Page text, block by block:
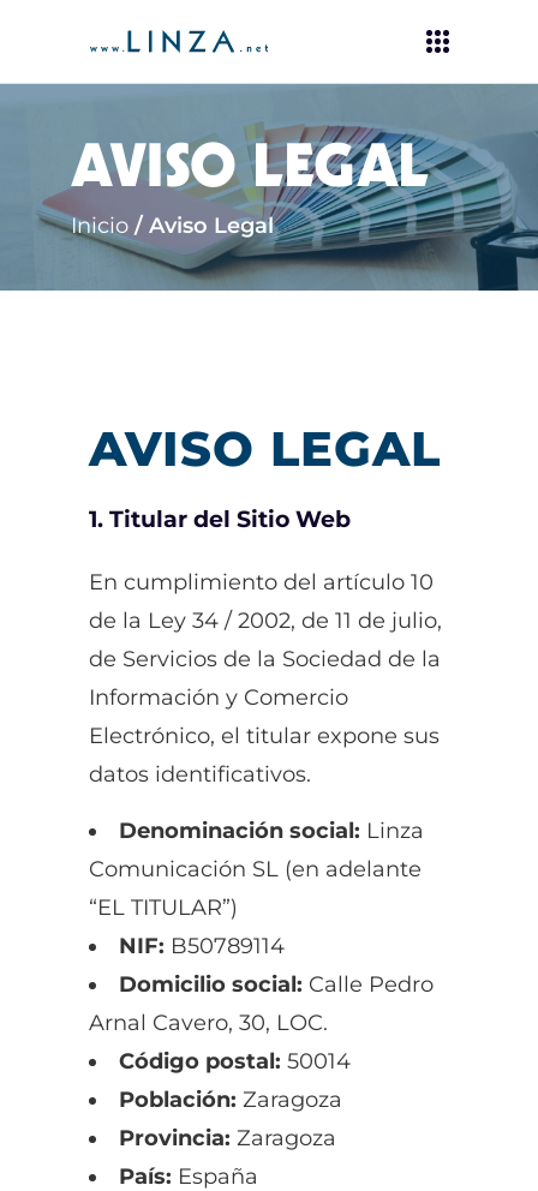
AVISO LEGAL
Inicio / Aviso Legal
AVISO LEGAL
1. Titular del Sitio Web
En cumplimiento del artículo 10
de la Ley 34 / 2002, de 11 de julio,
de Servicios de la Sociedad de la
Información y Comercio
Electrónico, el titular expone sus
datos identificativos.
Denominación social: Linza
Comunicación SL (en adelante
“EL TITULAR”)
NIF: B50789114
Domicilio social: Calle Pedro
Arnal Cavero, 30, LOC.
Código postal: 50014
Población: Zaragoza
Provincia: Zaragoza
País: España